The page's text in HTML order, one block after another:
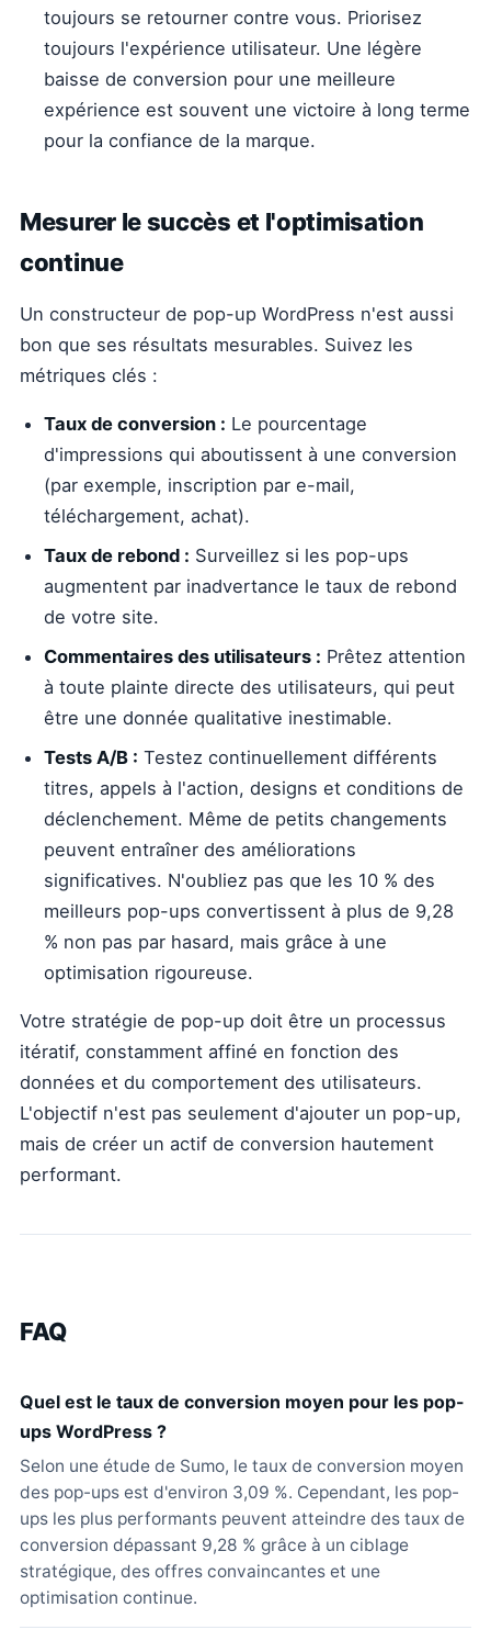
toujours se retourner contre vous. Priorisez
toujours l'expérience utilisateur. Une légère
baisse de conversion pour une meilleure
expérience est souvent une victoire à long terme
pour la confiance de la marque.
Mesurer le succès et l'optimisation
continue
Un constructeur de pop-up WordPress n'est aussi
bon que ses résultats mesurables. Suivez les
métriques clés :
Taux de conversion : Le pourcentage
d'impressions qui aboutissent à une conversion
(par exemple, inscription par e-mail,
téléchargement, achat).
Taux de rebond : Surveillez si les pop-ups
augmentent par inadvertance le taux de rebond
de votre site.
Commentaires des utilisateurs : Prêtez attention
à toute plainte directe des utilisateurs, qui peut
être une donnée qualitative inestimable.
Tests A/B : Testez continuellement différents
titres, appels à l'action, designs et conditions de
déclenchement. Même de petits changements
peuvent entraîner des améliorations
significatives. N'oubliez pas que les 10 % des
meilleurs pop-ups convertissent à plus de 9,28
% non pas par hasard, mais grâce à une
optimisation rigoureuse.
Votre stratégie de pop-up doit être un processus
itératif, constamment affiné en fonction des
données et du comportement des utilisateurs.
L'objectif n'est pas seulement d'ajouter un pop-up,
mais de créer un actif de conversion hautement
performant.
FAQ
Quel est le taux de conversion moyen pour les pop-
ups WordPress ?
Selon une étude de Sumo, le taux de conversion moyen
des pop-ups est d'environ 3,09 %. Cependant, les pop-
ups les plus performants peuvent atteindre des taux de
conversion dépassant 9,28 % grâce à un ciblage
stratégique, des offres convaincantes et une
optimisation continue.